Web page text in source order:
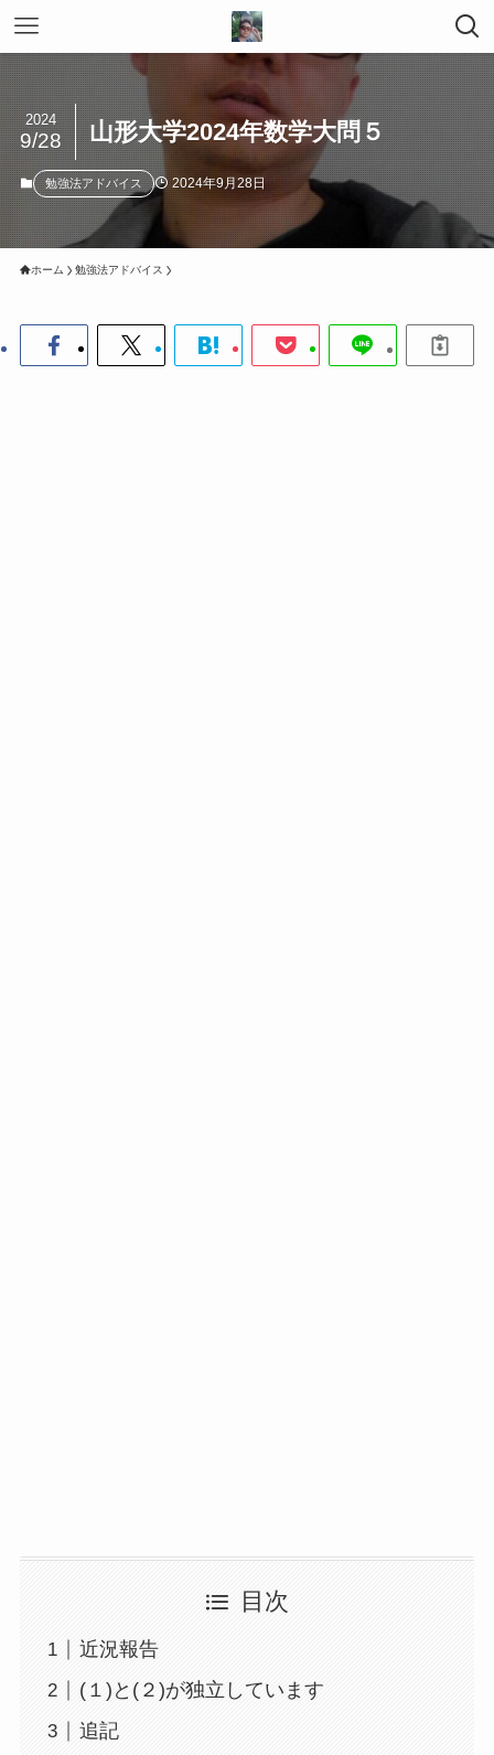
山形大学2024年数学大問５
2024
9/28
勉強法アドバイス 2024年9月28日
ホーム 勉強法アドバイス
目次
近況報告
(１)と(２)が独立しています
追記